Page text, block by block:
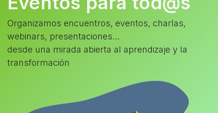
Organizamos encuentros, eventos, charlas,
webinars, presentaciones...
desde una mirada abierta al aprendizaje y la
transformación